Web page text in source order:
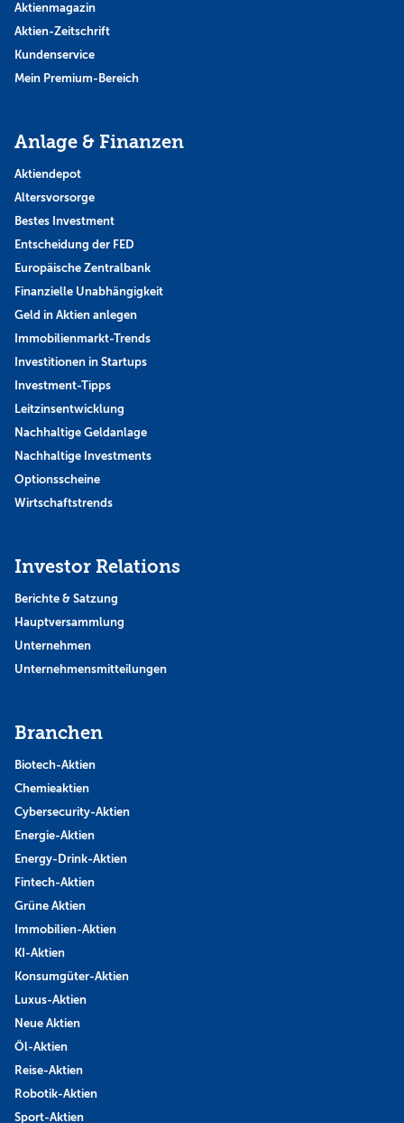
Aktienmagazin
Aktien-Zeitschrift
Kundenservice
Mein Premium-Bereich
Anlage & Finanzen
Aktiendepot
Altersvorsorge
Bestes Investment
Entscheidung der FED
Europäische Zentralbank
Finanzielle Unabhängigkeit
Geld in Aktien anlegen
Immobilienmarkt-Trends
Investitionen in Startups
Investment-Tipps
Leitzinsentwicklung
Nachhaltige Geldanlage
Nachhaltige Investments
Optionsscheine
Wirtschaftstrends
Investor Relations
Berichte & Satzung
Hauptversammlung
Unternehmen
Unternehmensmitteilungen
Branchen
Biotech-Aktien
Chemieaktien
Cybersecurity-Aktien
Energie-Aktien
Energy-Drink-Aktien
Fintech-Aktien
Grüne Aktien
Immobilien-Aktien
KI-Aktien
Konsumgüter-Aktien
Luxus-Aktien
Neue Aktien
Öl-Aktien
Reise-Aktien
Robotik-Aktien
Sport-Aktien